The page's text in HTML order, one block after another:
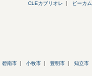
CLEカブリオレ ビーカム
碧南市 小牧市 豊明市 知立市